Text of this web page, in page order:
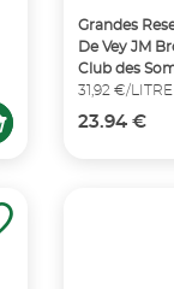
Grandes
De Vey JM
Club des
31,92 €/LITRE
23.94 €